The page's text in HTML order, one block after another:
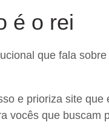
é o rei
que fala
e prioriza site
vocês que buscam